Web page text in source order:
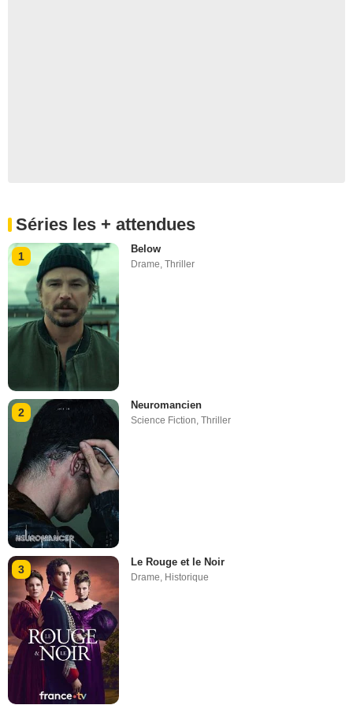
Séries les + attendues
1
Below
Drame,Thriller
2
Neuromancien
Science Fiction,Thriller
3
Le Rouge et le Noir
Drame Historique